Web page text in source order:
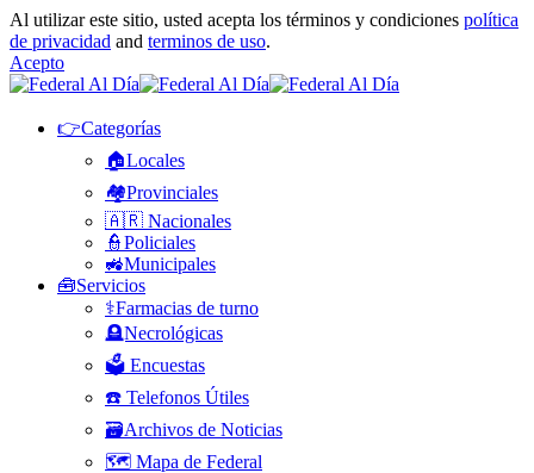
Al utilizar este sitio, usted acepta los términos y condiciones política
de privacidad and terminos de uso.
Acepto
👉Categorías
🏠Locales
🏘️Provinciales
🇦🇷 Nacionales
👮Policiales
🚜Municipales
🧰Servicios
⚕️Farmacias de turno
🪦Necrológicas
🗳️ Encuestas
☎️ Telefonos Útiles
🗃️Archivos de Noticias
🗺️ Mapa de Federal